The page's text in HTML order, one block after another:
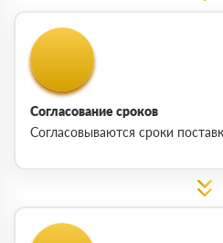
Согласование сроков
Согласовываются сроки